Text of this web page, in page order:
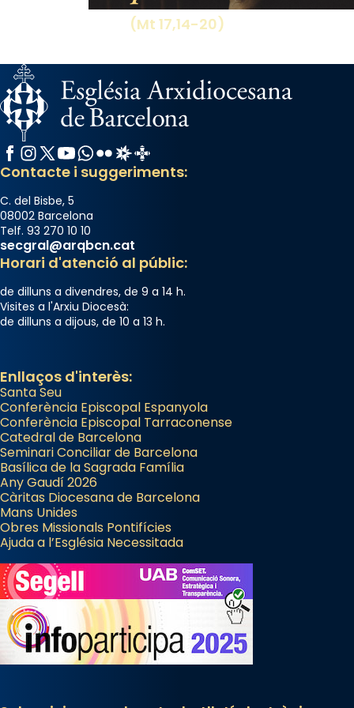
(Mt 17,14-20)
Facebook
Instagram
X / Twitter
YouTube
WhatsApp
FlickrRadio Estel
Catalunya Cristiana
Contacte i suggeriments:
C. del Bisbe, 5
08002 Barcelona
Telf. 93 270 10 10
secgral@arqbcn.cat
Horari d'atenció al públic:
de dilluns a divendres, de 9 a 14 h.
Visites a l'Arxiu Diocesà:
de dilluns a dijous, de 10 a 13 h.
Enllaços d'interès:
Santa Seu
Conferència Episcopal Espanyola
Conferència Episcopal Tarraconense
Catedral de Barcelona
Seminari Conciliar de Barcelona
Basílica de la Sagrada Família
Any Gaudí 2026
Càritas Diocesana de Barcelona
Mans Unides
Obres Missionals Pontifícies
Ajuda a l’Església Necessitada